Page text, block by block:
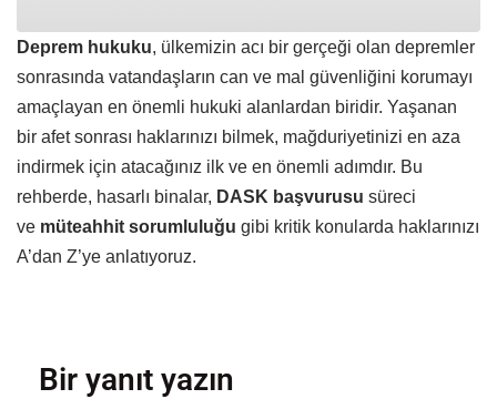
Deprem hukuku, ülkemizin acı bir gerçeği olan depremler
sonrasında vatandaşların can ve mal güvenliğini korumayı
amaçlayan en önemli hukuki alanlardan biridir. Yaşanan
bir afet sonrası haklarınızı bilmek, mağduriyetinizi en aza
indirmek için atacağınız ilk ve en önemli adımdır. Bu
rehberde, hasarlı binalar, DASK başvurusu süreci
ve müteahhit sorumluluğu gibi kritik konularda haklarınızı
A’dan Z’ye anlatıyoruz.
Bir yanıt yazın